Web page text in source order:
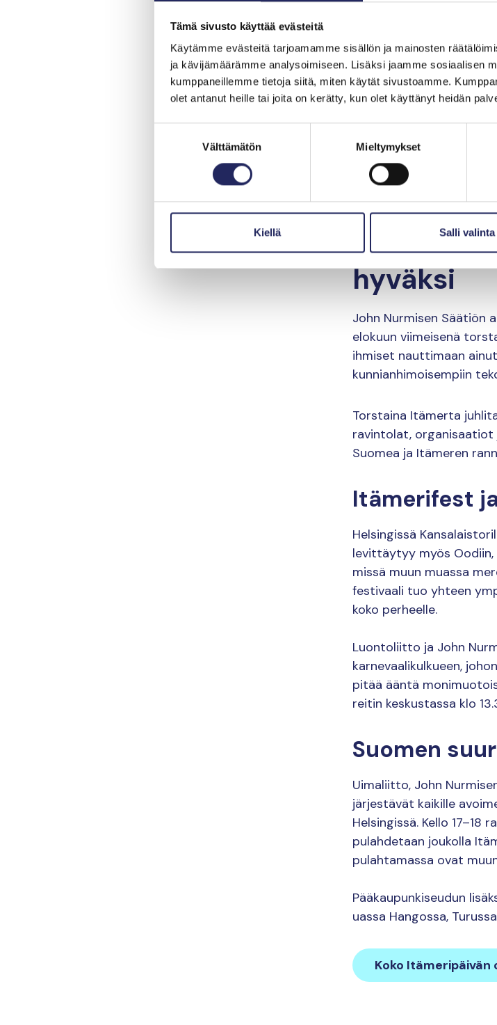
Tämä sivusto käyttää evästeitä
Käytämme evästeitä tarjoamamme sisällön ja mainosten
ja kävijämäärämme analysoimiseen. Lisäksi jaamme sosiaalisen
kumppaneillemme tietoja siitä, miten käytät sivustoamme.
olet antanut heille tai joita on kerätty, kun olet käyttänyt heidän
Välttämätön Mieltymykset
Kiellä Salli valinta
vastaava edelleen
metsätaloudesta eivät
”Paljon on vielä tehtävä
jotta saamme Itämeren
tietoisuus on kasvanut,
kertoo tuottaja ja
Säätiöstä.
hyväksi
John Nurmisen Säätiön
elokuun viimeisenä
ihmiset nauttimaan
kunnianhimoisempiin
Torstaina Itämerta
ravintolat,
Suomea ja Itämeren
Itämerifest
Helsingissä
levittäytyy myös Oodiin,
missä muun muassa
festivaali tuo yhteen
koko perheelle.
Luontoliitto ja John
karnevaalikulkueen,
pitää ääntä
reitin keskustassa klo
Suomen
Uimaliitto, John
järjestävät kaikille
Helsingissä. Kello 17–18
pulahdetaan joukolla
pulahtamassa ovat
Pääkaupunkiseudun
uassa Hangossa,
Koko Itämeripäivän